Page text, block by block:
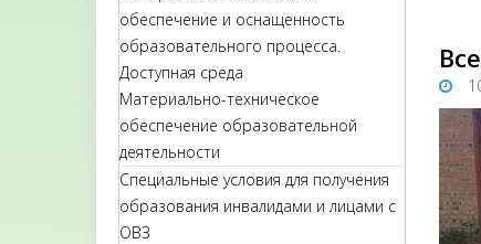
обеспечение и оснащенность
образовательного процесса.
Доступная среда
Материально-техническое
обеспечение образовательной
деятельности
Специальные условия для получения
образования инвалидами и лицами с
ОВЗ